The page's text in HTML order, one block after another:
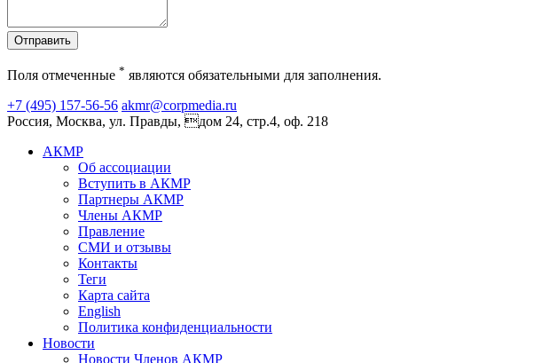
Отправить
Поля отмеченные * являются обязательными для заполнения.
+7 (495) 157-56-56 akmr@corpmedia.ru
Россия, Москва, ул. Правды, дом 24, стр.4, оф. 218
АКМР
Об ассоциации
Вступить в АКМР
Партнеры АКМР
Члены АКМР
Правление
СМИ и отзывы
Контакты
Теги
Карта сайта
English
Политика конфиденциальности
Новости
Новости Членов АКМР